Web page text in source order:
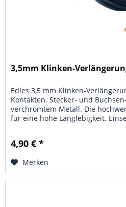
3,5mm Klinken-
Edles 3,5 mm Klinken-
Kontakten. Stecker- und
verchromtem Metall. Die
für eine hohe Langlebigkeit.
4,90 € *
Merken